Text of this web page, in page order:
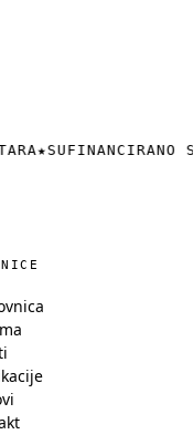
★SUFINANCIRANO